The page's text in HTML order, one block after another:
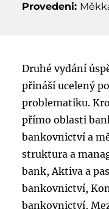
Provedeni:
Druhé vydání
přináší ucelený
problematiku.
přímo oblasti
bankovnictví a
struktura a
bank, Aktiva a
bankovnictví,
bankovnictví,